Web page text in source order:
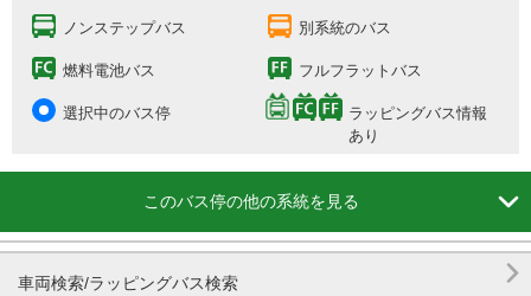
ノンステップバス 別系統のバス
燃料電池バス フルフラットバス
選択中のバス停
ラッピングバス情報
あり
このバス停の他の系統を見る 
車両検索/ラッピングバス検索 